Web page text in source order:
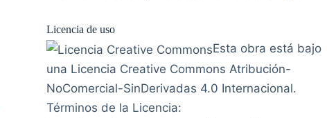
Licencia de uso
Esta obra está bajo
una Licencia Creative Commons Atribución-
NoComercial-SinDerivadas 4.0 Internacional.
Términos de la Licencia: